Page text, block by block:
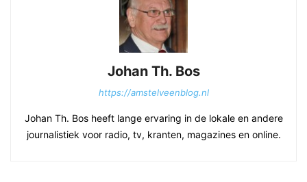
Johan Th. Bos
https://amstelveenblog.nl
Johan Th. Bos heeft lange ervaring in de lokale en andere
journalistiek voor radio, tv, kranten, magazines en online.